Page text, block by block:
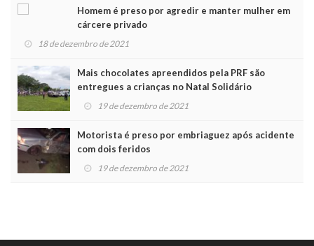
Homem é preso por agredir e manter mulher em
cárcere privado
18 de dezembro de 2021
Mais chocolates apreendidos pela PRF são
entregues a crianças no Natal Solidário
19 de dezembro de 2021
Motorista é preso por embriaguez após acidente
com dois feridos
19 de dezembro de 2021